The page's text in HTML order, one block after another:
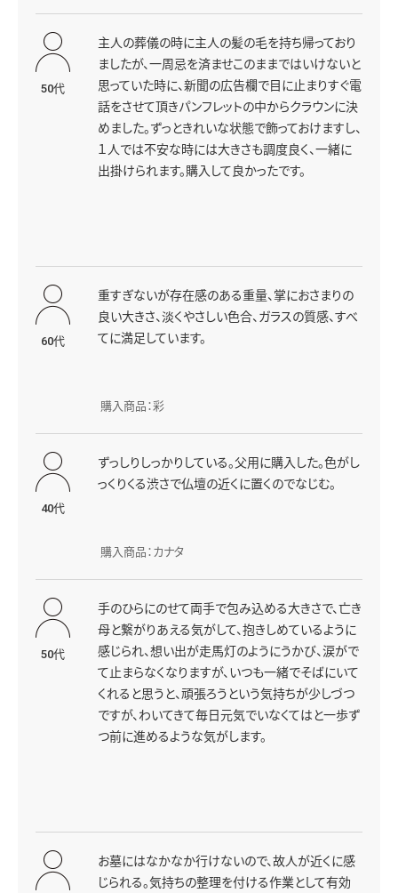
50代
主人の葬儀の時に主人の髪の毛を持ち帰っており
ましたが、一周忌を済ませこのままではいけないと
思っていた時に、新聞の広告欄で目に止まりすぐ電
話をさせて頂きパンフレットの中からクラウンに決
めました。ずっときれいな状態で飾っておけますし、
１人では不安な時には大きさも調度良く、一緒に
出掛けられます。購入して良かったです。
60代
重すぎないが存在感のある重量、掌におさまりの
良い大きさ、淡くやさしい色合、ガラスの質感、すべ
てに満足しています。
購入商品：彩
40代
ずっしりしっかりしている。父用に購入した。色がし
っくりくる渋さで仏壇の近くに置くのでなじむ。
購入商品：カナタ
50代
手のひらにのせて両手で包み込める大きさで、亡き
母と繋がりあえる気がして、抱きしめているように
感じられ、想い出が走馬灯のようにうかび、涙がで
て止まらなくなりますが、いつも一緒でそばにいて
くれると思うと、頑張ろうという気持ちが少しづつ
ですが、わいてきて毎日元気でいなくてはと一歩ず
つ前に進めるような気がします。
お墓にはなかなか行けないので、故人が近くに感
じられる。気持ちの整理を付ける作業として有効